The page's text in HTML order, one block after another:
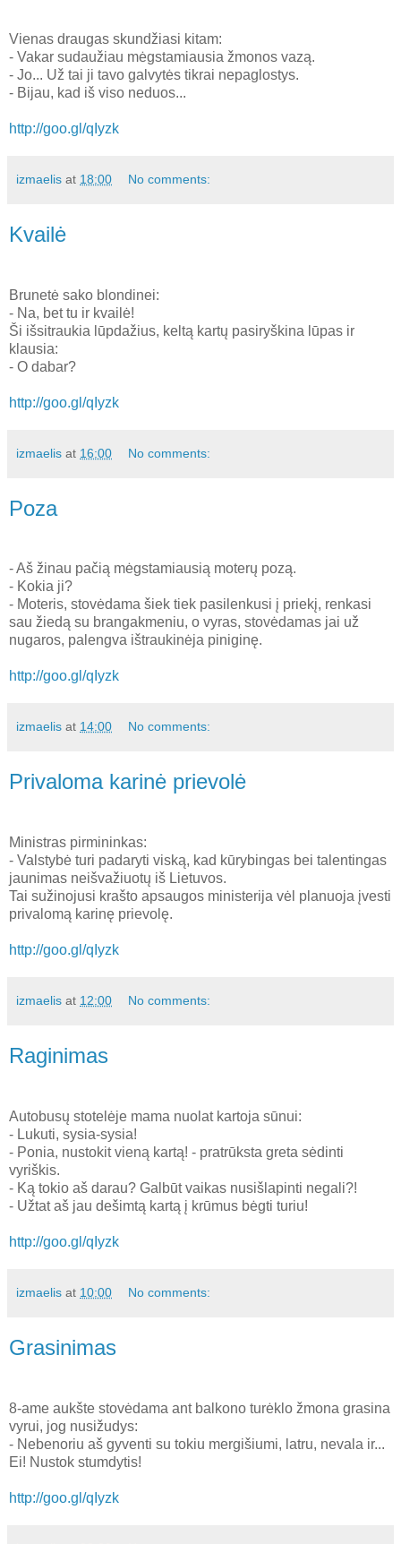
Vienas draugas skundžiasi kitam:
- Vakar sudaužiau mėgstamiausia žmonos vazą.
- Jo... Už tai ji tavo galvytės tikrai nepaglostys.
- Bijau, kad iš viso neduos...
http://goo.gl/qIyzk
izmaelis at 18:00 No comments:
Kvailė
Brunetė sako blondinei:
- Na, bet tu ir kvailė!
Ši išsitraukia lūpdažius, keltą kartų pasiryškina lūpas ir
klausia:
- O dabar?
http://goo.gl/qIyzk
izmaelis at 16:00 No comments:
Poza
- Aš žinau pačią mėgstamiausią moterų pozą.
- Kokia ji?
- Moteris, stovėdama šiek tiek pasilenkusi į priekį, renkasi
sau žiedą su brangakmeniu, o vyras, stovėdamas jai už
nugaros, palengva ištraukinėja piniginę.
http://goo.gl/qIyzk
izmaelis at 14:00 No comments:
Privaloma karinė prievolė
Ministras pirmininkas:
- Valstybė turi padaryti viską, kad kūrybingas bei talentingas
jaunimas neišvažiuotų iš Lietuvos.
Tai sužinojusi krašto apsaugos ministerija vėl planuoja įvesti
privalomą karinę prievolę.
http://goo.gl/qIyzk
izmaelis at 12:00 No comments:
Raginimas
Autobusų stotelėje mama nuolat kartoja sūnui:
- Lukuti, sysia-sysia!
- Ponia, nustokit vieną kartą! - pratrūksta greta sėdinti
vyriškis.
- Ką tokio aš darau? Galbūt vaikas nusišlapinti negali?!
- Užtat aš jau dešimtą kartą į krūmus bėgti turiu!
http://goo.gl/qIyzk
izmaelis at 10:00 No comments:
Grasinimas
8-ame aukšte stovėdama ant balkono turėklo žmona grasina
vyrui, jog nusižudys:
- Nebenoriu aš gyventi su tokiu mergišiumi, latru, nevala ir...
Ei! Nustok stumdytis!
http://goo.gl/qIyzk